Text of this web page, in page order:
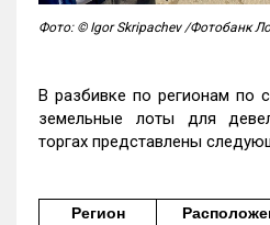
Фото: © Igor Skripachev /Фотобанк
В разбивке по регионам по
земельные лоты для
торгах представлены
Регион